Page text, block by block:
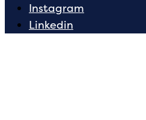
Instagram
Linkedin